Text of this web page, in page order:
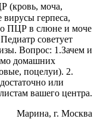
(кровь, моча,
герпеса,
ПЦР в слюне и моче
советует
Вопрос: 1.Зачем и
домашних
поцелуи). 2.
или
вашего центра.
Марина, г. Москва